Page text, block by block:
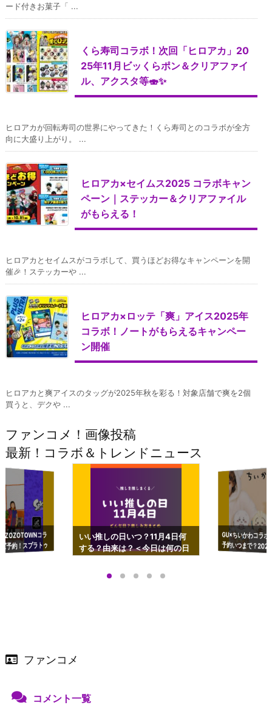
ード付きお菓子「 ...
くら寿司コラボ！次回「ヒロアカ」20
25年11月ビッくらポン＆クリアファイ
ル、アクスタ等🍣✨
ヒロアカが回転寿司の世界にやってきた！くら寿司とのコラボが全方
向に大盛り上がり。 ...
ヒロアカ×セイムス2025 コラボキャン
ペーン｜ステッカー＆クリアファイル
がもらえる！
ヒロアカとセイムスがコラボして、買うほどお得なキャンペーンを開
催🎉！ステッカーや ...
ヒロアカ×ロッテ「爽」アイス2025年
コラボ！ノートがもらえるキャンペー
ン開催
ヒロアカと爽アイスのタッグが2025年秋を彩る！対象店舗で爽を2個
買うと、デクや ...
ファンコメ！画像投稿
最新！コラボ＆トレンドニュース
コラ
予約！スプラトゥ
ップも渋谷Hz
いい推しの日いつ？11月4日何
する？由来は？＜今日は何の日
GU×ちいかわコラ
予約いつまで？
ーチやショルダー
ファンコメ
コメント一覧